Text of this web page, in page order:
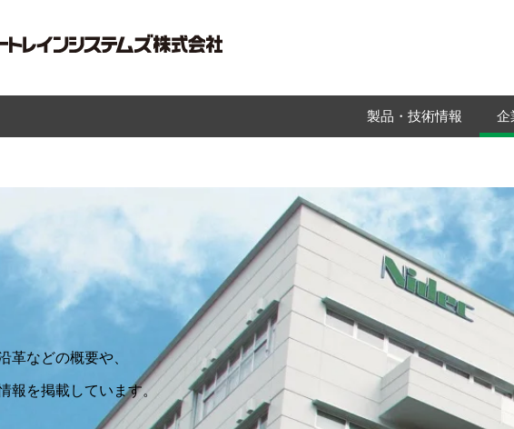
製品・技術情報 企
⾰などの概要や、
報を掲載しています。